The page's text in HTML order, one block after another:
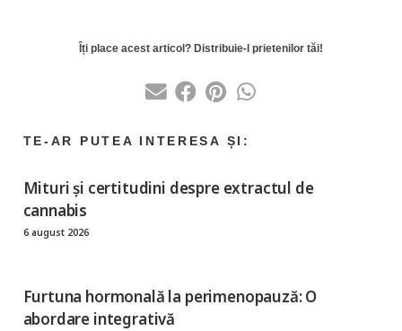
Mituri și certitudini despre extractul de
cannabis
6 august 2026
Furtuna hormonală la perimenopauză: O
abordare integrativă